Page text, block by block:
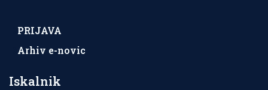
PRIJAVA
Arhiv e-novic
Iskalnik